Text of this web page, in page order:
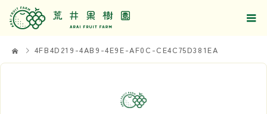
4FB4D219-4AB9-4E9E-AF0C-CE4C75D381EA